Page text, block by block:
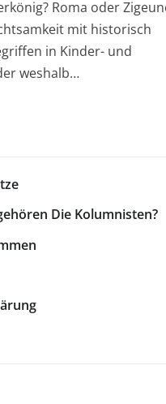
Roma oder
mit historisch
in Kinder- und
weshalb…
Die Kolumnisten?